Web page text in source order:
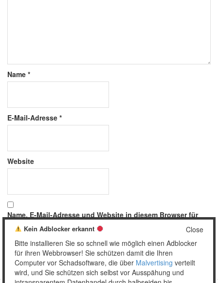
Name *
E-Mail-Adresse *
Website
Name, E-Mail-Adresse und Website in diesem Browser für
meinen nächsten Kommentar speichern.
Close
Kein Adblocker erkannt
Bitte installieren Sie so schnell wie möglich einen Adblocker
für ihren Webbrowser! Sie schützen damit die Ihren
Computer vor Schadsoftware, die über Malvertising verteilt
wird, und Sie schützen sich selbst vor Ausspähung und